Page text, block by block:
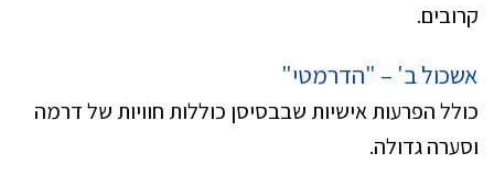
קרובים.
אשכול ב' – "הדרמטי"
כולל הפרעות אישיות שבבסיסן כוללות חוויות של דרמה
וסערה גדולה.